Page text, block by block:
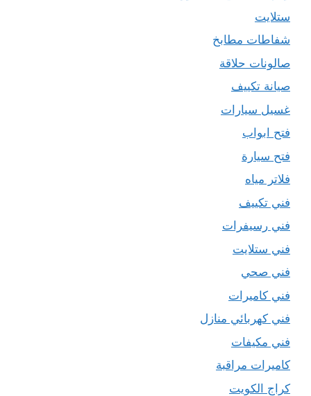
ستلايت
شفاطات مطابخ
صالونات حلاقة
صيانة تكييف
غسيل سيارات
فتح ابواب
فتح سيارة
فلاتر مياه
فني تكييف
فني رسيفرات
فني ستلايت
فني صحي
فني كاميرات
فني كهربائي منازل
فني مكيفات
كاميرات مراقبة
كراج الكويت